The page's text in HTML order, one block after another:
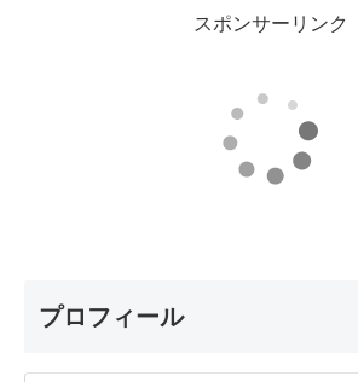
スポンサーリンク
プロフィール